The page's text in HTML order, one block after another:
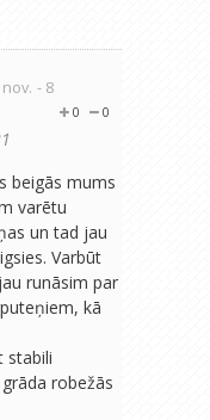
- 8
0
0
beigās mums
varētu
un tad jau
Varbūt
runāsim par
kā
stabili
robežās